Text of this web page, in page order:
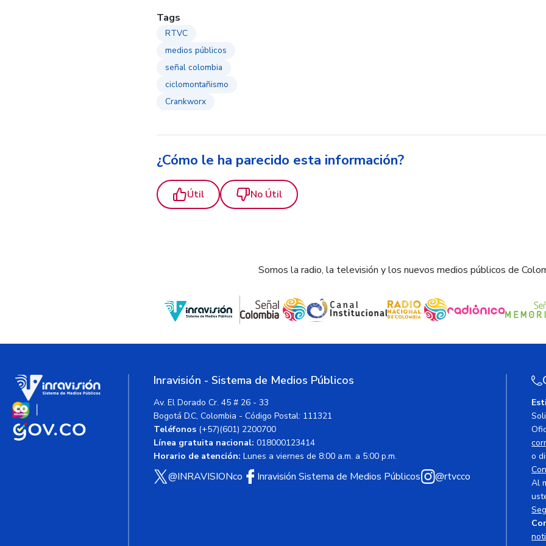
Tags
RTVC
medios públicos
señal colombia
ciclomontañismo
Crankworx
¿Cómo le ha parecido esta información?
Útil No Útil
Somos la radio, la televisión y los nuevos medios públicos de
Inravisión - Sistema de Medios Públicos
Av. El Dorado Cr. 45 # 26 - 33
Bogotá D.C, Colombia - Código Postal: 111321
Teléfonos (+57)(601) 2200700
Línea gratuita nacional: 018000123414
Horario de atención: Lunes a viernes de 8:00 a.m. a 5:00 p.m.
@INRAVISIONco Inravisión Sistema de Medios Públicos @rtvcco
o
Al